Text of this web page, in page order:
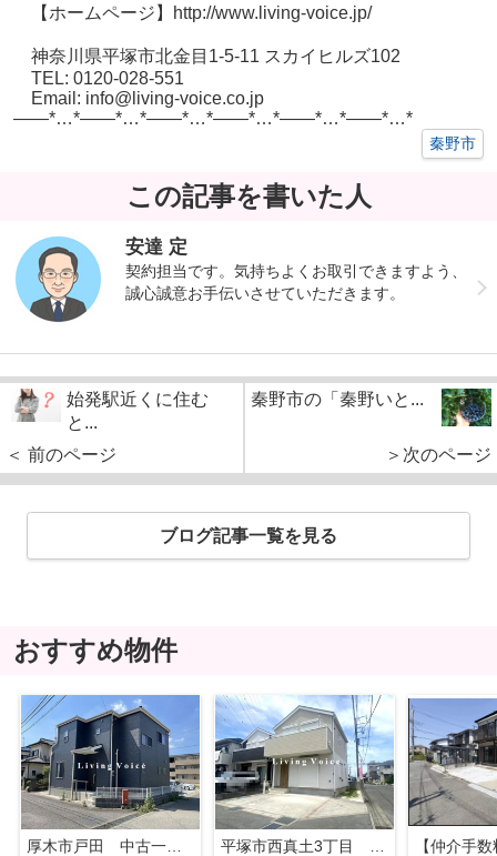
【ホームページ】http://www.living-voice.jp/
神奈川県平塚市北金目1-5-11 スカイヒルズ102
TEL: 0120-028-551
Email: info@living-voice.co.jp
——*…*——*…*——*…*——*…*——*…*——*…*
秦野市
この記事を書いた人
安達 定
契約担当です。気持ちよくお取引できますよう、
誠心誠意お手伝いさせていただきます。
始発駅近くに住む
と...
＜ 前のページ
秦野市の「秦野いと...
＞次のページ
ブログ記事一覧を見る
おすすめ物件
厚木市戸田 中古一戸建て